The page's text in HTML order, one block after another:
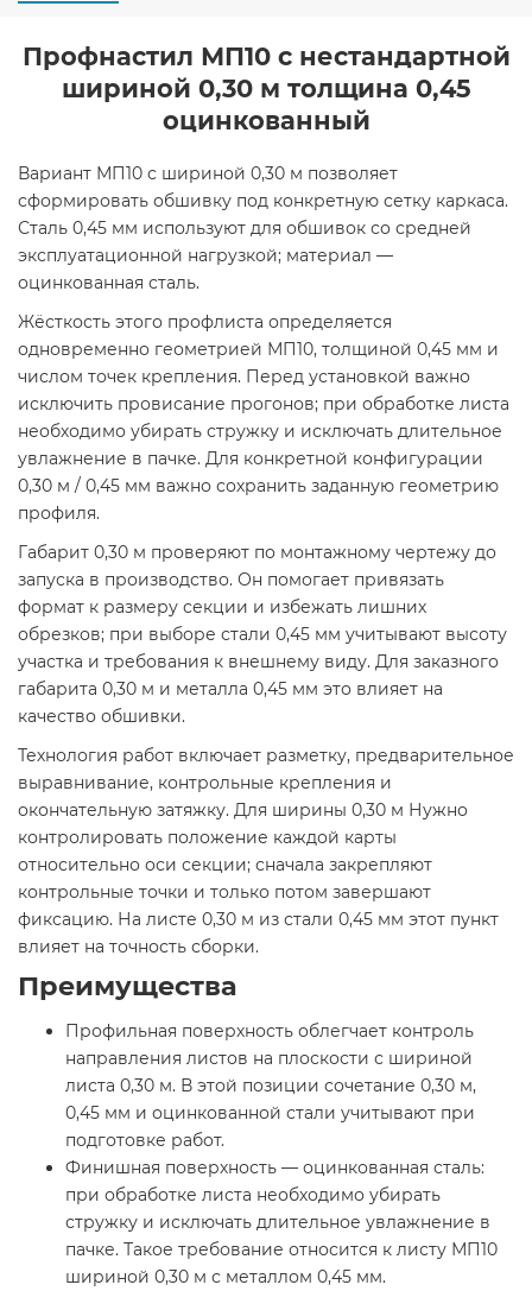
Профнастил МП10 с нестандартной
шириной 0,30 м толщина 0,45
оцинкованный
Вариант МП10 с шириной 0,30 м позволяет
сформировать обшивку под конкретную сетку каркаса.
Сталь 0,45 мм используют для обшивок со средней
эксплуатационной нагрузкой; материал —
оцинкованная сталь.
Жёсткость этого профлиста определяется
одновременно геометрией МП10, толщиной 0,45 мм и
числом точек крепления. Перед установкой важно
исключить провисание прогонов; при обработке листа
необходимо убирать стружку и исключать длительное
увлажнение в пачке. Для конкретной конфигурации
0,30 м / 0,45 мм важно сохранить заданную геометрию
профиля.
Габарит 0,30 м проверяют по монтажному чертежу до
запуска в производство. Он помогает привязать
формат к размеру секции и избежать лишних
обрезков; при выборе стали 0,45 мм учитывают высоту
участка и требования к внешнему виду. Для заказного
габарита 0,30 м и металла 0,45 мм это влияет на
качество обшивки.
Технология работ включает разметку, предварительное
выравнивание, контрольные крепления и
окончательную затяжку. Для ширины 0,30 м Нужно
контролировать положение каждой карты
относительно оси секции; сначала закрепляют
контрольные точки и только потом завершают
фиксацию. На листе 0,30 м из стали 0,45 мм этот пункт
влияет на точность сборки.
Преимущества
Профильная поверхность облегчает контроль
направления листов на плоскости с шириной
листа 0,30 м. В этой позиции сочетание 0,30 м,
0,45 мм и оцинкованной стали учитывают при
подготовке работ.
Финишная поверхность — оцинкованная сталь:
при обработке листа необходимо убирать
стружку и исключать длительное увлажнение в
пачке. Такое требование относится к листу МП10
шириной 0,30 м с металлом 0,45 мм.